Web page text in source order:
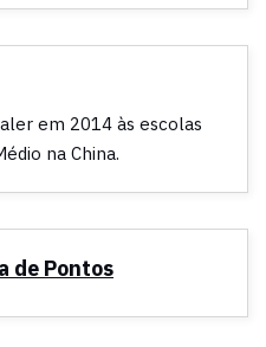
em 2014 às escolas
na China.
de Pontos